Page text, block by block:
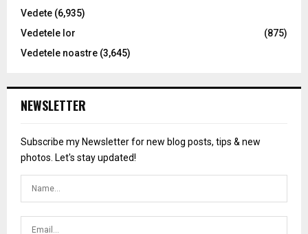
Vedete (6,935)
Vedetele lor
(875)
Vedetele noastre (3,645)
NEWSLETTER
Subscribe my Newsletter for new blog posts, tips & new
photos. Let's stay updated!